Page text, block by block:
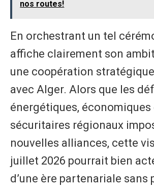
nos routes!
En orchestrant un tel
affiche clairement son
une coopération
avec Alger. Alors que les
énergétiques, économiques
sécuritaires régionaux
nouvelles alliances, cette
juillet 2026 pourrait bien
d’une ère partenariale sans